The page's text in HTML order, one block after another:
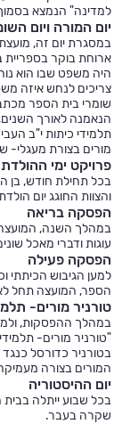
למדינה" הנמצא
יום המורה ויום
במסגרת יום זה,
ארוחת בוקר בספריית
היה משפט שבו הוא
צריכים לנחש איזה
שומרי בית הספר
הנאמנה לאורך השנים,
תלמידי כיתות י"ב
מורים בצורת מעגלי-
פרויקט ימי ההולדת
בכל תחילת חודש, בן
והצוות החוגג יום
הפסקה בריאה
במהלך השנה, המועצה
עוגות ודברי מאכל
הפסקה פעילה
למען הגיבוש הכיתתי
הספר, המועצה תחל
טורניר מורים-
במהלך ההפסקות,
"טורניר מורים-
בטורניר כדורסל
המורים בצורה
יום ההיסטוריה
בכל שבוע ייתלה
שקרה בעבר.